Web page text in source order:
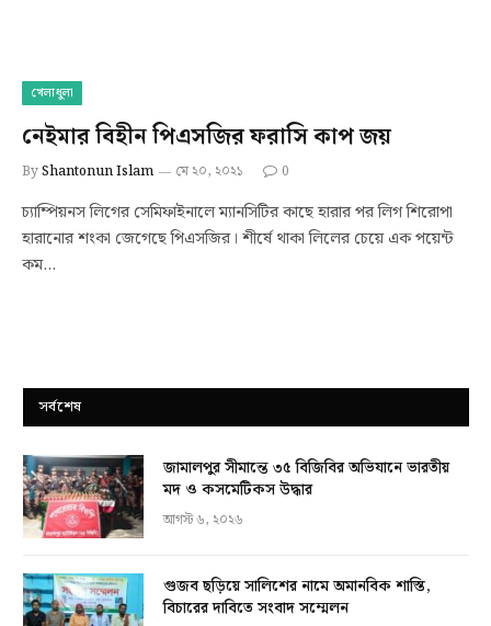
খেলাধুলা
নেইমার বিহীন পিএসজির ফরাসি কাপ জয়
ByShantonun Islam মে ২০, ২০২১ 0
চ্যাম্পিয়নস লিগের সেমিফাইনালে ম্যানসিটির কাছে হারার পর লিগ শিরোপা
হারানোর শংকা জেগেছে পিএসজির। শীর্ষে থাকা লিলের চেয়ে এক পয়েন্ট
কম…
সর্বশেষ
জামালপুর সীমান্তে ৩৫ বিজিবির অভিযানে ভারতীয়
মদ ও কসমেটিকস উদ্ধার
আগস্ট ৬, ২০২৬
গুজব ছড়িয়ে সালিশের নামে অমানবিক শাস্তি,
বিচারের দাবিতে সংবাদ সম্মেলন